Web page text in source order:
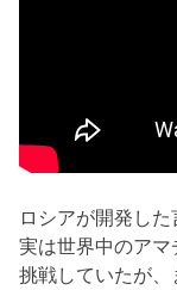
ロシアが開発した
実は世界中のア
挑戦していたが